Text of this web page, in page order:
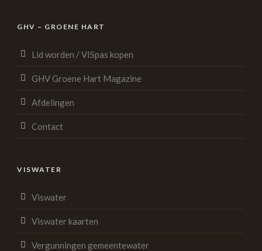
GHV – GROENE HART
Lid worden / VISpas kopen
GHV Groene Hart Magazine
Afdelingen
Contact
VISWATER
Viswater
Viswater kaarten
Vergunningen gemeentewater